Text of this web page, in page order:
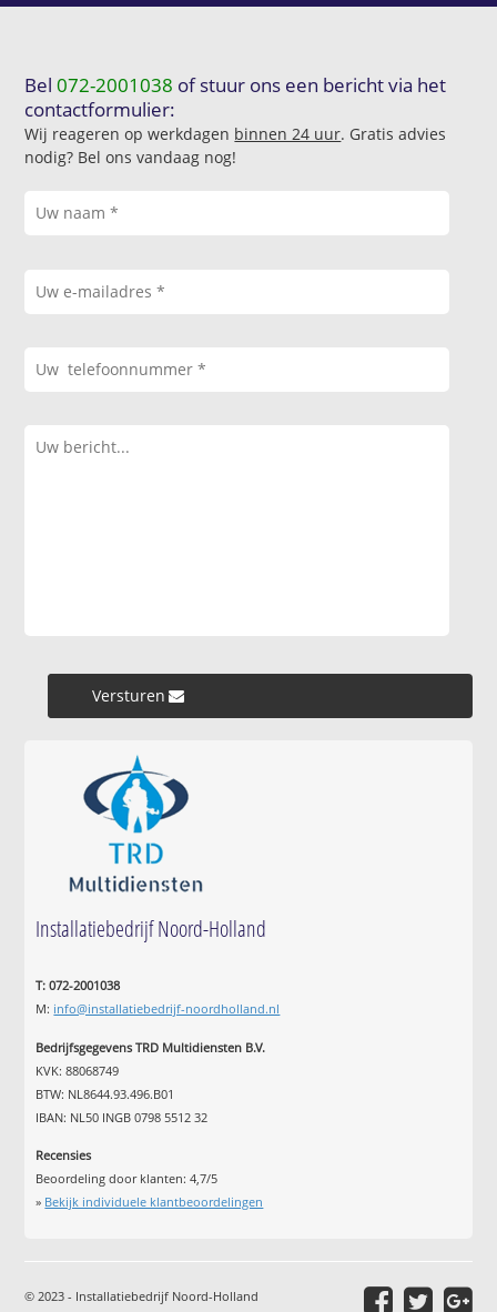
Bel072-2001038 of stuur ons een bericht via het
contactformulier:
Wij reageren op werkdagen binnen 24 uur. Gratis advies
nodig? Bel ons vandaag nog!
Versturen »
Installatiebedrijf Noord-Holland
T: 072-2001038
M: info@installatiebedrijf-noordholland.nl
Bedrijfsgegevens TRD Multidiensten B.V.
KVK: 88068749
BTW: NL8644.93.496.B01
IBAN: NL50 INGB 0798 5512 32
Recensies
Beoordeling door klanten:4,7/5
» Bekijk individuele klantbeoordelingen
© 2023 - Installatiebedrijf Noord-Holland